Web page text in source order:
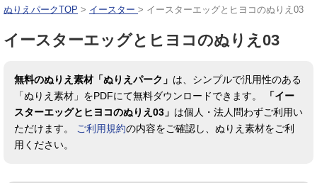
ぬりえパークTOP > イースター > イースターエッグとヒヨコのぬりえ03
イースターエッグとヒヨコのぬりえ03
無料のぬりえ素材「ぬりえパーク」 は、シンプルで汎用性のある
「ぬりえ素材」をPDFにて無料ダウンロードできます。
「イー
スターエッグとヒヨコのぬりえ03」 は個人・法人問わずご利用い
ただけます。
ご利用規約の内容をご確認し、ぬりえ素材をご利
用ください。